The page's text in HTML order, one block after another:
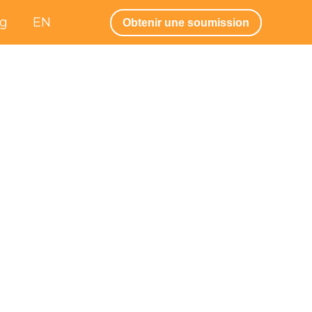
EN Obtenir une soumission